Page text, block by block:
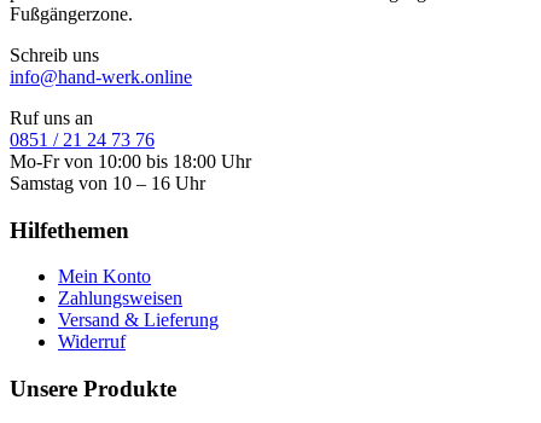
Fußgängerzone.
Schreib uns
info@hand-werk.online
Ruf uns an
0851 / 21 24 73 76
Mo-Fr von 10:00 bis 18:00 Uhr
Samstag von 10 – 16 Uhr
Hilfethemen
Mein Konto
Zahlungsweisen
Versand & Lieferung
Widerruf
Unsere Produkte